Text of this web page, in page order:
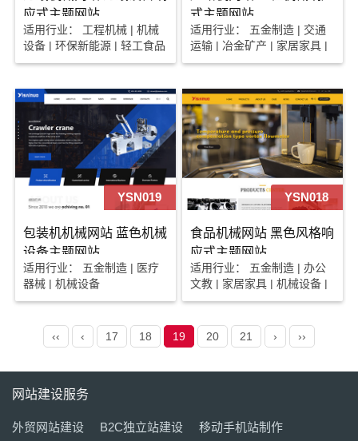
应式主题网站
适用行业： 工程机械 | 机械
设备 | 环保新能源 | 轻工食品
式主题网站
适用行业： 五金制造 | 交通
运输 | 冶金矿产 | 家居家具 |
机械设备 | 轻工食品
YSN019
包装机机械网站 蓝色机械
设备主题网站
适用行业： 五金制造 | 医疗
器械 | 机械设备
YSN018
食品机械网站 黑色风格响
应式主题网站
适用行业： 五金制造 | 办公
文教 | 家居家具 | 机械设备 |
电子电工 | 轻工食品
‹‹ ‹ 17 18 19 20 21 › ››
网站建设服务
外贸网站建设 B2C独立站建设 移动手机站制作